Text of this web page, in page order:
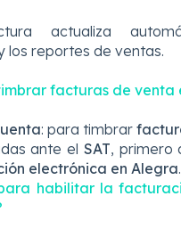
actualiza
los reportes de ventas.
facturas de venta
: para timbrar
ante el SAT, primero
electrónica en Alegra
habilitar la